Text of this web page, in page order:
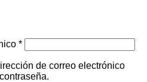
*Obligatorio
de correo electrónico